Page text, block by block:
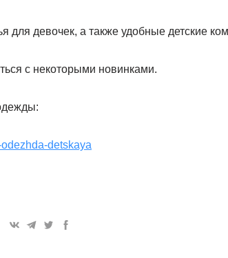
для девочек, а также удобные детские
с некоторыми новинками.
detskaya